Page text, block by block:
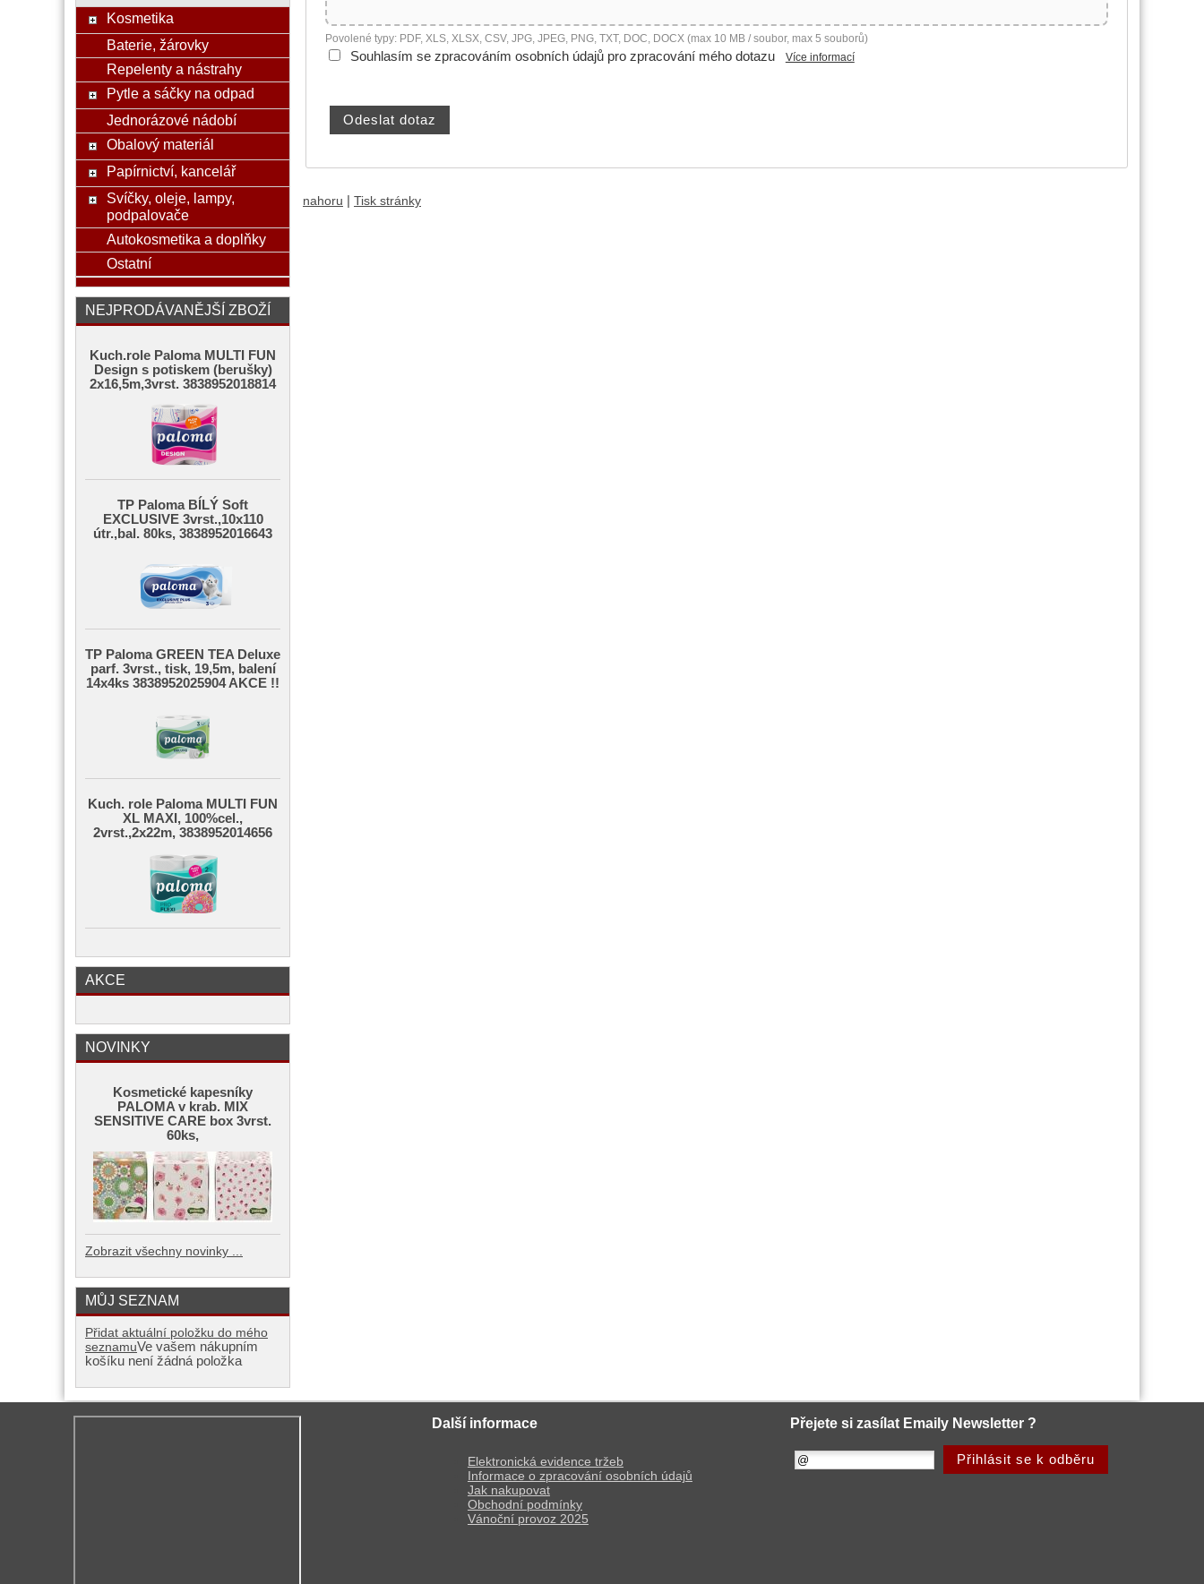
Povolené typy: PDF, XLS, XLSX, CSV, JPG, JPEG, PNG, TXT, DOC, DOCX (max 10 MB / soubor, max 5 souborů)
Souhlasím se zpracováním osobních údajů pro zpracování mého dotazu Více informací
nahoru Tisk stránky
Kosmetika
Baterie, žárovky
Repelenty a nástrahy
Pytle a sáčky na odpad
Jednorázové nádobí
Obalový materiál
Papírnictví, kancelář
Svíčky, oleje, lampy,
podpalovače
Autokosmetika a doplňky
Ostatní
NEJPRODÁVANĚJŠÍ ZBOŽÍ
Kuch.role Paloma MULTI FUN
Design s potiskem (berušky)
2x16,5m,3vrst. 3838952018814
TP Paloma BÍLÝ Soft
EXCLUSIVE 3vrst.,10x110
útr.,bal. 80ks, 3838952016643
TP Paloma GREEN TEA Deluxe
parf. 3vrst., tisk, 19,5m, balení
14x4ks 3838952025904 AKCE !!
Kuch. role Paloma MULTI FUN
XL MAXI, 100%cel.,
2vrst.,2x22m, 3838952014656
AKCE
NOVINKY
Kosmetické kapesníky
PALOMA v krab. MIX
SENSITIVE CARE box 3vrst.
60ks,
Zobrazit všechny novinky ...
MŮJ SEZNAM
Přidat aktuální položku do mého
seznamuVe vašem nákupním
košíku není žádná položka
Další informace
Elektronická evidence tržeb
Informace o zpracování osobních údajů
Jak nakupovat
Obchodní podmínky
Vánoční provoz 2025
Přejete si zasílat Emaily Newsletter ?